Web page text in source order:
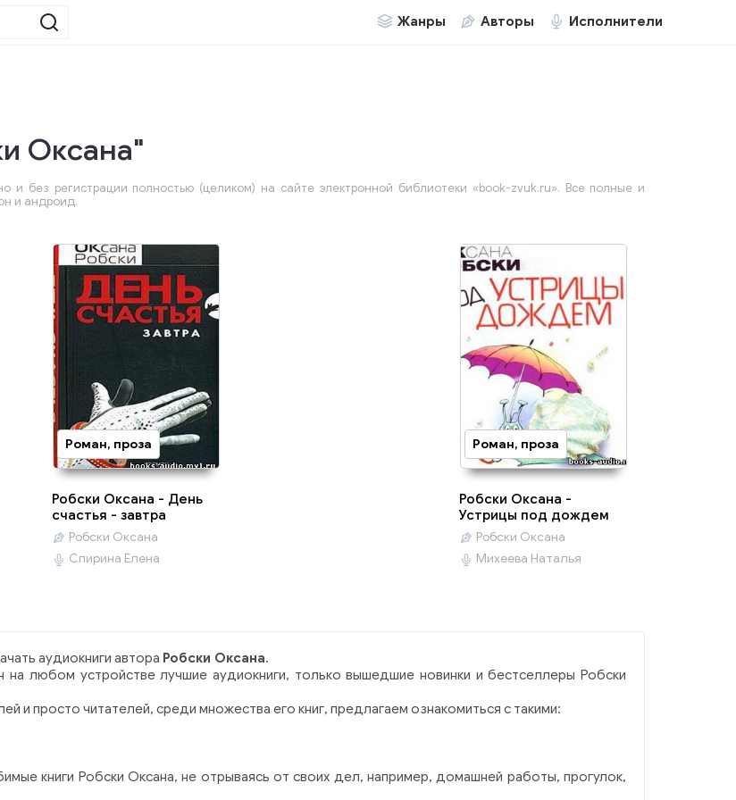
Жанры Авторы Исполнители
Оксана"
и без регистрации полностью (целиком) на сайте электронной библиотеки «book-zvuk.ru». Все полные и
и андроид.
Роман, проза
Робски Оксана - День
счастья - завтра
Робски Оксана
Спирина Елена
Роман, проза
Робски Оксана -
Устрицы под дождем
Робски Оксана
Михеева Наталья
аудиокниги автора Робски Оксана.
любом устройстве лучшие аудиокниги, только вышедшие новинки и бестселлеры Робски
и просто читателей, среди множества его книг, предлагаем ознакомиться с такими:
книги Робски Оксана, не отрываясь от своих дел, например, домашней работы, прогулок,